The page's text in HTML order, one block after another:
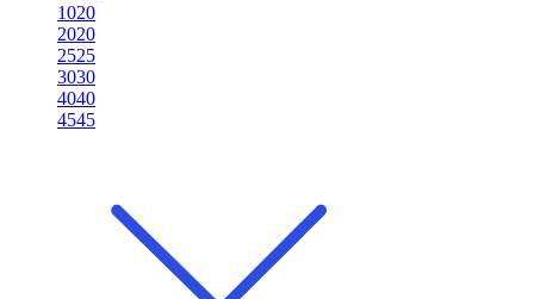
1020
2020
2525
3030
4040
4545